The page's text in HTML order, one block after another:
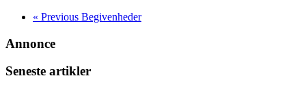
« Previous Begivenheder
Annonce
Seneste artikler